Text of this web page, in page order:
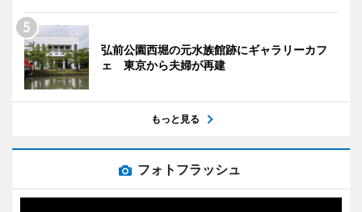
弘前公園西堀の元水族館跡にギャラリーカフ
ェ 東京から夫婦が再建
もっと見る
フォトフラッシュ